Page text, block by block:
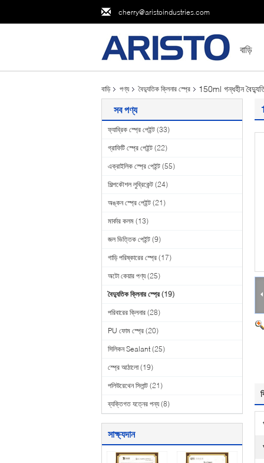
cherry@aristoindustries.com
বাড়ি
বাড়ি পণ্য বৈদ্যুতিক ক্লিনার স্প্রে 150ml গন্ধহীন
সব পণ্য
ফ্যাব্রিক স্প্রে পেইন্ট (33)
গ্রাফিটি স্প্রে পেইন্ট (22)
এক্রাইলিক স্প্রে পেইন্ট (55)
শিল্পকৌশল লুব্রিকেন্ট (24)
অঙ্কন স্প্রে পেইন্ট (21)
মার্কার কলম (13)
জল ভিত্তিক পেইন্ট (9)
গাড়ি পরিষ্কারের স্প্রে (17)
অটো কেয়ার পণ্য (25)
বৈদ্যুতিক ক্লিনার স্প্রে (19)
পরিবারের ক্লিনার (28)
PU ফোম স্প্রে (20)
সিলিকন Sealant (25)
স্প্রে আঠালো (19)
পলিউরেথেন সিলান্ট (21)
ব্যক্তিগত যত্নের পন্য (8)
সাক্ষ্যদান